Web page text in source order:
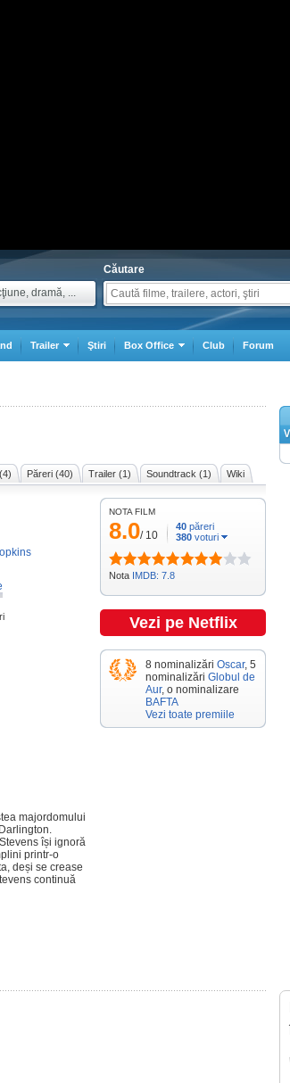
dramă, ...
Căutare
Trailer Ştiri Box Office Club Forum
Păreri (40) Trailer (1) Soundtrack (1) Wiki
majordomului
își ignoră
printr-o
deși se crease
continuă
NOTA FILM
8.0/ 10
40 păreri
380 voturi
Nota IMDB: 7.8
Vezi pe Netflix
8 nominalizări Oscar, 5
nominalizări Globul de
Aur, o nominalizare
BAFTA
Vezi toate premiile